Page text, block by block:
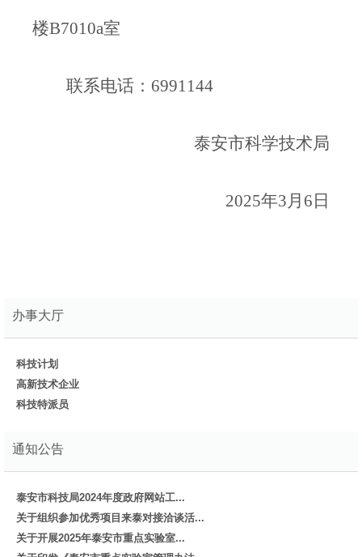
楼B7010a室
联系电话：6991144
泰安市科学技术局
2025年3月6日
办事大厅
科技计划
高新技术企业
科技特派员
通知公告
泰安市科技局2024年度政府网站工...
关于组织参加优秀项目来泰对接洽谈活...
关于开展2025年泰安市重点实验室...